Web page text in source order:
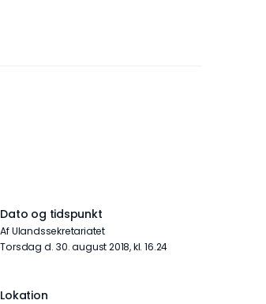
Dato og tidspunkt
Af Ulandssekretariatet
torsdag d. 30. august 2018, kl. 16.24
Lokation